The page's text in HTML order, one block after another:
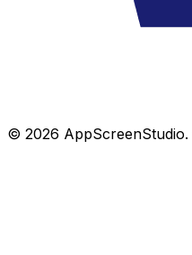
© 2026 AppScreenStudio.